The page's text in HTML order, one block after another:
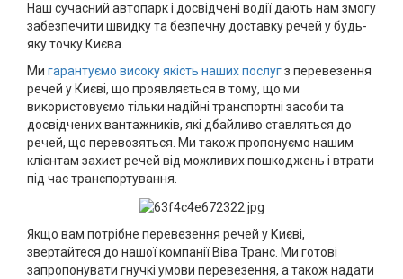
Наш сучасний автопарк і досвідчені водії дають нам змогу
забезпечити швидку та безпечну доставку речей у будь-
яку точку Києва.
Ми гарантуємо високу якість наших послугз перевезення
речей у Києві, що проявляється в тому, що ми
використовуємо тільки надійні транспортні засоби та
досвідчених вантажників, які дбайливо ставляться до
речей, що перевозяться. Ми також пропонуємо нашим
клієнтам захист речей від можливих пошкоджень і втрати
під час транспортування.
Якщо вам потрібне перевезення речей у Києві,
звертайтеся до нашої компанії Віва Транс. Ми готові
запропонувати гнучкі умови перевезення, а також надати